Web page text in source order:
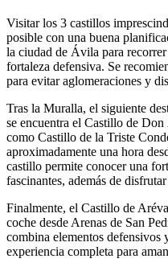
Visitar los 3 castillos
posible con una buena
la ciudad de Ávila para
fortaleza defensiva. Se
para evitar aglomeraciones y
Tras la Muralla, el siguiente
se encuentra el Castillo de
como Castillo de la Triste
aproximadamente una hora
castillo permite conocer una
fascinantes, además de
Finalmente, el Castillo de
coche desde Arenas de San
combina elementos defensivos
experiencia completa para